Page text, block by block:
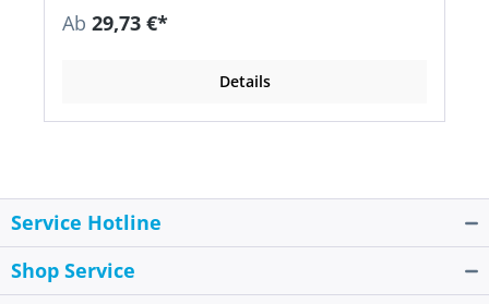
Ab 29,73 €*
Details
Service Hotline
Shop Service